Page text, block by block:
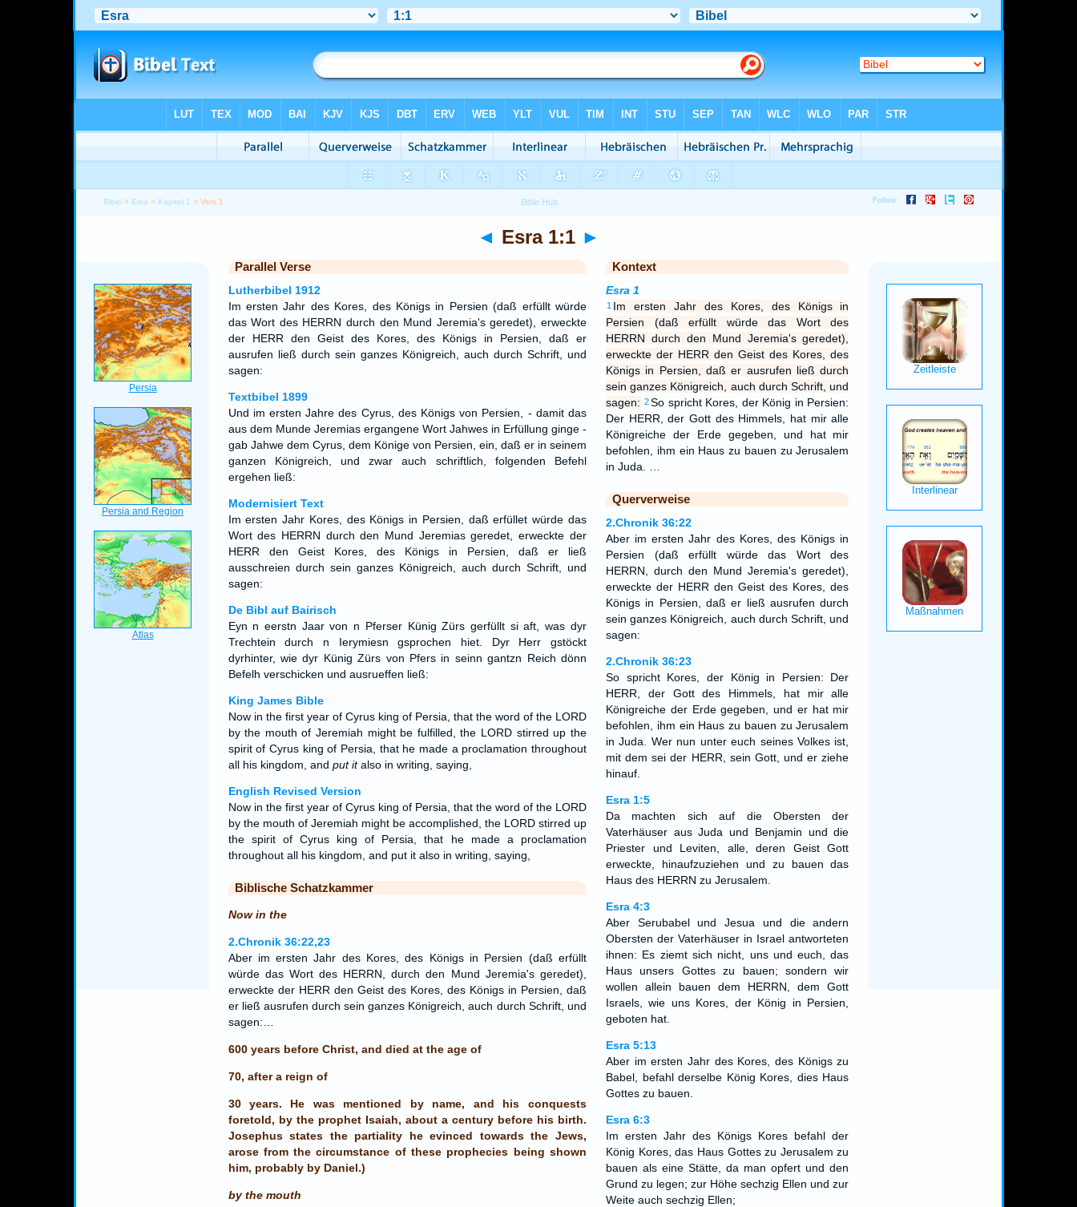
Bibel > Esra > Kapitel 1 > Vers 1
◄ Esra 1:1 ►
Parallel Verse
Lutherbibel 1912
Im ersten Jahr des Kores, des Königs in Persien (daß erfüllt würde
das Wort des HERRN durch den Mund Jeremia's geredet), erweckte
der HERR den Geist des Kores, des Königs in Persien, daß er
ausrufen ließ durch sein ganzes Königreich, auch durch Schrift, und
sagen:
Textbibel 1899
Und im ersten Jahre des Cyrus, des Königs von Persien, - damit das
aus dem Munde Jeremias ergangene Wort Jahwes in Erfüllung ginge -
gab Jahwe dem Cyrus, dem Könige von Persien, ein, daß er in seinem
ganzen Königreich, und zwar auch schriftlich, folgenden Befehl
ergehen ließ:
Modernisiert Text
Im ersten Jahr Kores, des Königs in Persien, daß erfüllet würde das
Wort des HERRN durch den Mund Jeremias geredet, erweckte der
HERR den Geist Kores, des Königs in Persien, daß er ließ
ausschreien durch sein ganzes Königreich, auch durch Schrift, und
sagen:
De Bibl auf Bairisch
Eyn n eerstn Jaar von n Pferser Künig Zürs gerfüllt si aft, was dyr
Trechtein durch n Ierymiesn gsprochen hiet. Dyr Herr gstöckt
dyrhinter, wie dyr Künig Zürs von Pfers in seinn gantzn Reich dönn
Befelh verschicken und ausrueffen ließ:
King James Bible
Now in the first year of Cyrus king of Persia, that the word of the LORD
by the mouth of Jeremiah might be fulfilled, the LORD stirred up the
spirit of Cyrus king of Persia, that he made a proclamation throughout
all his kingdom, and put italso in writing, saying,
English Revised Version
Now in the first year of Cyrus king of Persia, that the word of the LORD
by the mouth of Jeremiah might be accomplished, the LORD stirred up
the spirit of Cyrus king of Persia, that he made a proclamation
throughout all his kingdom, and put it also in writing, saying,
Biblische Schatzkammer
Now in the
2.Chronik 36:22,23
Aber im ersten Jahr des Kores, des Königs in Persien (daß erfüllt
würde das Wort des HERRN, durch den Mund Jeremia's geredet),
erweckte der HERR den Geist des Kores, des Königs in Persien, daß
er ließ ausrufen durch sein ganzes Königreich, auch durch Schrift, und
sagen:…
600 years before Christ, and died at the age of
70, after a reign of
30 years. He was mentioned by name, and his conquests
foretold, by the prophet Isaiah, about a century before his birth.
Josephus states the partiality he evinced towards the Jews,
arose from the circumstance of these prophecies being shown
him, probably by Daniel.)
by the mouth
Kontext
Esra 1
1 Im ersten Jahr des Kores, des Königs in
Persien (daß erfüllt würde das Wort des
HERRN durch den Mund Jeremia's geredet),
erweckte der HERR den Geist des Kores, des
Königs in Persien, daß er ausrufen ließ durch
sein ganzes Königreich, auch durch Schrift, und
sagen: 2 So spricht Kores, der König in Persien:
Der HERR, der Gott des Himmels, hat mir alle
Königreiche der Erde gegeben, und hat mir
befohlen, ihm ein Haus zu bauen zu Jerusalem
in Juda. …
Querverweise
2.Chronik 36:22
Aber im ersten Jahr des Kores, des Königs in
Persien (daß erfüllt würde das Wort des
HERRN, durch den Mund Jeremia's geredet),
erweckte der HERR den Geist des Kores, des
Königs in Persien, daß er ließ ausrufen durch
sein ganzes Königreich, auch durch Schrift, und
sagen:
2.Chronik 36:23
So spricht Kores, der König in Persien: Der
HERR, der Gott des Himmels, hat mir alle
Königreiche der Erde gegeben, und er hat mir
befohlen, ihm ein Haus zu bauen zu Jerusalem
in Juda. Wer nun unter euch seines Volkes ist,
mit dem sei der HERR, sein Gott, und er ziehe
hinauf.
Esra 1:5
Da machten sich auf die Obersten der
Vaterhäuser aus Juda und Benjamin und die
Priester und Leviten, alle, deren Geist Gott
erweckte, hinaufzuziehen und zu bauen das
Haus des HERRN zu Jerusalem.
Esra 4:3
Aber Serubabel und Jesua und die andern
Obersten der Vaterhäuser in Israel antworteten
ihnen: Es ziemt sich nicht, uns und euch, das
Haus unsers Gottes zu bauen; sondern wir
wollen allein bauen dem HERRN, dem Gott
Israels, wie uns Kores, der König in Persien,
geboten hat.
Esra 5:13
Aber im ersten Jahr des Kores, des Königs zu
Babel, befahl derselbe König Kores, dies Haus
Gottes zu bauen.
Esra 6:3
Im ersten Jahr des Königs Kores befahl der
König Kores, das Haus Gottes zu Jerusalem zu
bauen als eine Stätte, da man opfert und den
Grund zu legen; zur Höhe sechzig Ellen und zur
Weite auch sechzig Ellen;